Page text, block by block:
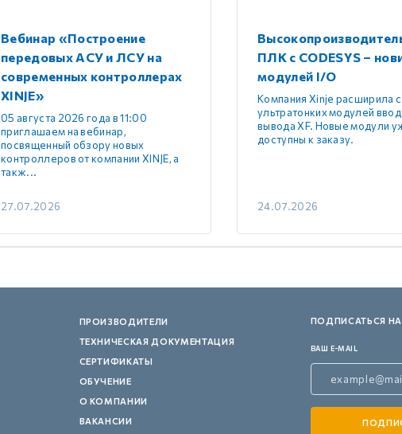
Вебинар «Построение
передовых АСУ и ЛСУ на
современных контроллерах
XINJE»
05 августа 2026 года в 11:00
приглашаем на вебинар,
посвященный обзору новых
контроллеров от компании XINJE, а
такж...
27.07.2026
ПЛК с CODESYS –
модулей I/O
Компания Xinje расширила
ультратонких модулей
вывода XF. Новые модули
доступны к заказу.
24.07.2026
ПРОИЗВОДИТЕЛИ
ТЕХНИЧЕСКАЯ ДОКУМЕНТАЦИЯ
СЕРТИФИКАТЫ
ОБУЧЕНИЕ
О КОМПАНИИ
ВАКАНСИИ
ПОДПИСАТЬСЯ
ВАШ E-MAIL